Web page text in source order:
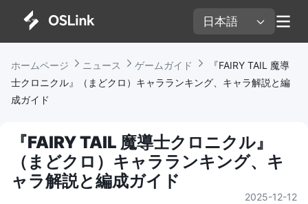
日本語
ホームページ ニュース ゲームガイド
『FAIRY TAIL 魔導
士クロニクル』（まどクロ）キャラランキング、キャラ解説と編
成ガイド
『FAIRY TAIL 魔導士クロニクル』
（まどクロ）キャラランキング、キ
ャラ解説と編成ガイド
2025-12-12